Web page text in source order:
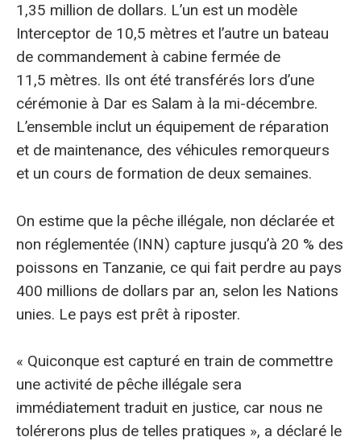
1,35 million de dollars. L’un est un modèle
Interceptor de 10,5 mètres et l’autre un bateau
de commandement à cabine fermée de
11,5 mètres. Ils ont été transférés lors d’une
cérémonie à Dar es Salam à la mi-décembre.
L’ensemble inclut un équipement de réparation
et de maintenance, des véhicules remorqueurs
et un cours de formation de deux semaines.
On estime que la pêche illégale, non déclarée et
non réglementée (INN) capture jusqu’à 20 % des
poissons en Tanzanie, ce qui fait perdre au pays
400 millions de dollars par an, selon les Nations
unies. Le pays est prêt à riposter.
« Quiconque est capturé en train de commettre
une activité de pêche illégale sera
immédiatement traduit en justice, car nous ne
tolérerons plus de telles pratiques », a déclaré le